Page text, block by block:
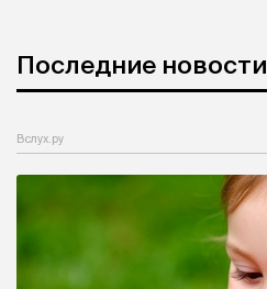
Последние новости
Вслух.ру